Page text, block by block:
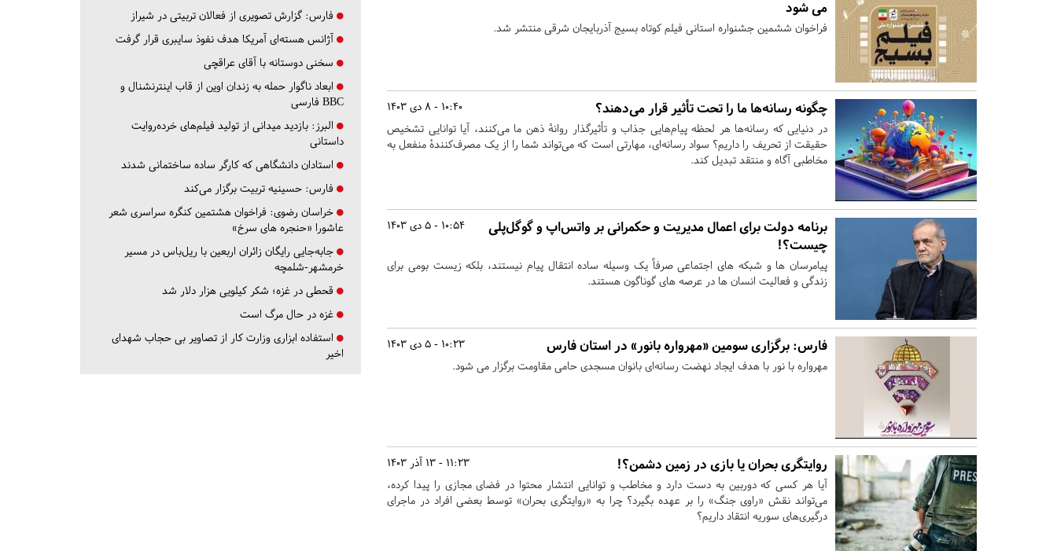
می شود
فراخوان ششمین جشنواره استانی فیلم کوتاه بسیج آذربایجان شرقی منتشر شد.
10:40 - 8 دی 1403 چگونه رسانه‌ها ما را تحت تأثیر قرار می‌دهند؟
در دنیایی که رسانه‌ها هر لحظه پیام‌هایی جذاب و تأثیرگذار روانهٔ ذهن ما می‌کنند، آیا توانایی تشخیص
حقیقت از تحریف را داریم؟ سواد رسانه‌ای، مهارتی است که می‌تواند شما را از یک مصرف‌کنندهٔ منفعل به
مخاطبی آگاه و منتقد تبدیل کند.
10:54 - 5 دی 1403
برنامه دولت برای اعمال مدیریت و حکمرانی بر واتس‌اپ و گوگل‌پلی
چیست؟!
پیامرسان ها و شبکه های اجتماعی صرفاً یک وسیله ساده انتقال پیام نیستند، بلکه زیست بومی برای
زندگی و فعالیت انسان ها در عرصه های گوناگون هستند.
10:23 - 5 دی 1403 فارس: برگزاری سومین «مهرواره بانور» در استان فارس
مهرواره با نور با هدف ایجاد نهضت رسانه‌ای بانوان مسجدی حامی مقاومت برگزار می شود.
11:23 - 13 آذر 1403 روایتگری بحران یا بازی در زمین دشمن؟!
آیا هر کسی که دوربین به دست دارد و مخاطب و توانایی انتشار محتوا در فضای مجازی را پیدا کرده،
می‌تواند نقش «راوی جنگ» را بر عهده بگیرد؟ چرا به «روایتگری بحران» توسط بعضی افراد در ماجرای
درگیری‌های سوریه انتقاد داریم؟
فارس: گزارش تصویری از فعالان تربیتی در شیراز
آژانس هسته‌ای آمریکا هدف نفوذ سایبری قرار گرفت
سخنی دوستانه با آقای عراقچی
ابعاد ناگوار حمله به زندان اوین از قاب اینترنشنال و
BBC فارسی
البرز: بازدید میدانی از تولید فیلم‌های خرده‌روایت
داستانی
استادان دانشگاهی که کارگر ساده ساختمانی شدند
فارس: حسینیه تربیت برگزار می‌کند
خراسان رضوی: فراخوان هشتمین کنگره سراسری شعر
عاشورا «حنجره های سرخ»
جابه‌جایی رایگان زائران اربعین با ریل‌باس در مسیر
خرمشهر-شلمچه
قحطی در غزه؛ شکر کیلویی هزار دلار شد
غزه در حال مرگ است
استفاده ابزاری وزارت کار از تصاویر بی حجاب شهدای
اخیر